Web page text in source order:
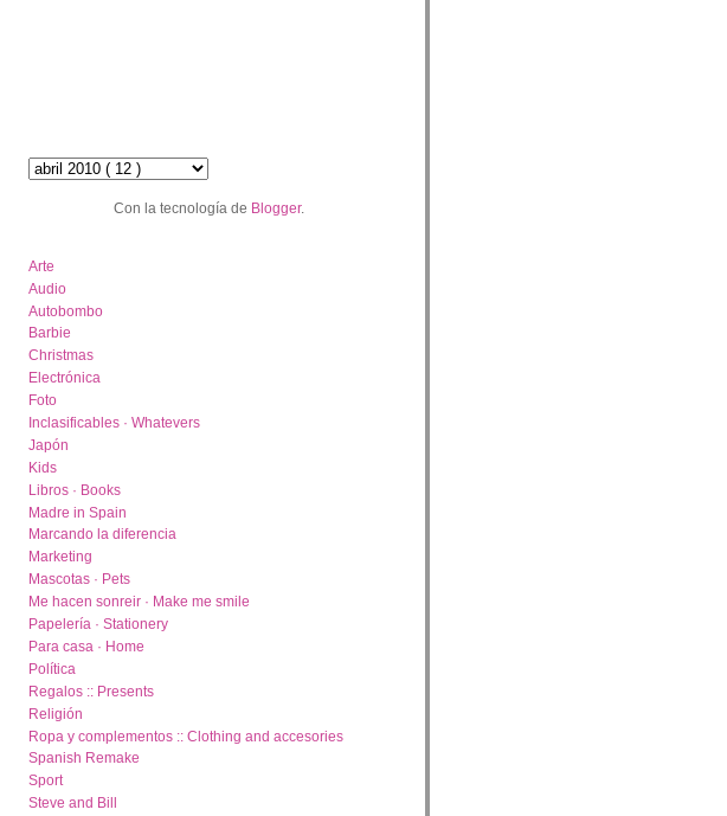
Con la tecnología de Blogger.
Arte
Audio
Autobombo
Barbie
Christmas
Electrónica
Foto
Inclasificables · Whatevers
Japón
Kids
Libros · Books
Madre in Spain
Marcando la diferencia
Marketing
Mascotas · Pets
Me hacen sonreir · Make me smile
Papelería · Stationery
Para casa · Home
Política
Regalos :: Presents
Religión
Ropa y complementos :: Clothing and accesories
Spanish Remake
Sport
Steve and Bill